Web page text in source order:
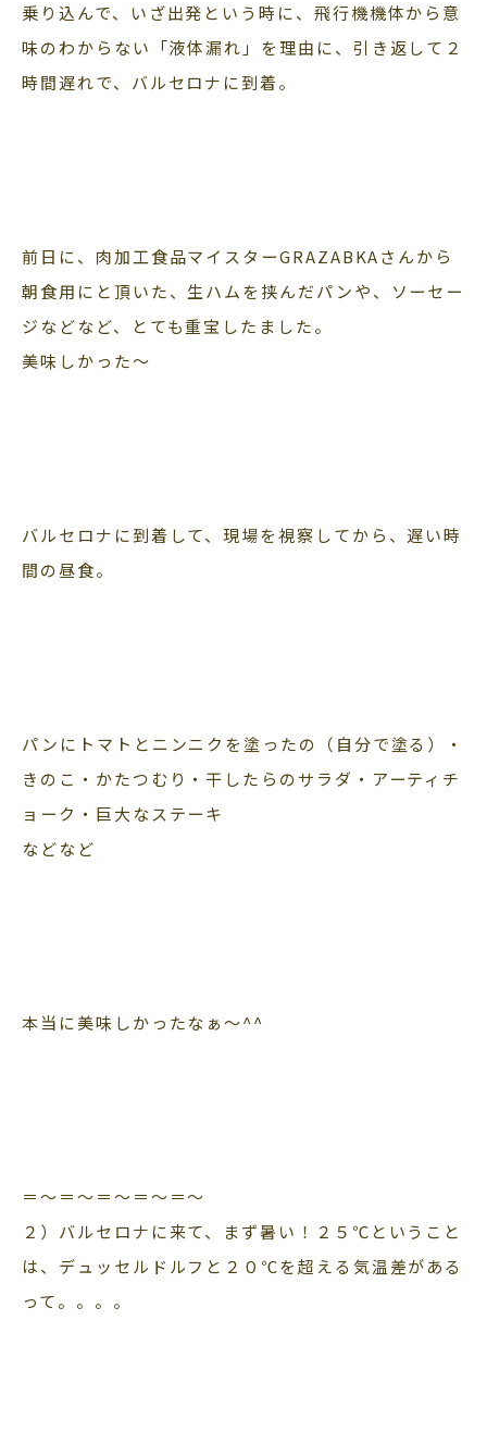
乗り込んで、いざ出発という時に、飛行機機体から意
味のわからない「液体漏れ」を理由に、引き返して２
時間遅れで、バルセロナに到着。
前日に、肉加工食品マイスターGRAZABKAさんから
朝食用にと頂いた、生ハムを挟んだパンや、ソーセー
ジなどなど、とても重宝したました。
美味しかった〜
バルセロナに到着して、現場を視察してから、遅い時
間の昼食。
パンにトマトとニンニクを塗ったの（自分で塗る）・
きのこ・かたつむり・干したらのサラダ・アーティチ
ョーク・巨大なステーキ
などなど
本当に美味しかったなぁ〜^^
＝〜＝〜＝〜＝〜＝〜
２）バルセロナに来て、まず暑い！２５℃ということ
は、デュッセルドルフと２０℃を超える気温差がある
って。。。。